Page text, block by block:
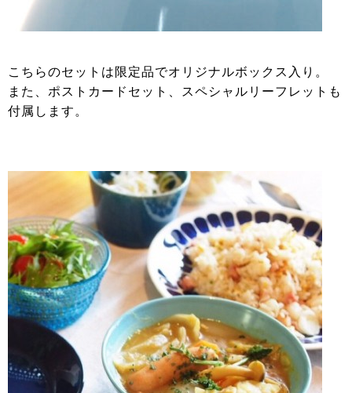
こちらのセットは限定品でオリジナルボックス入り。
また、ポストカードセット、スペシャルリーフレットも
付属します。